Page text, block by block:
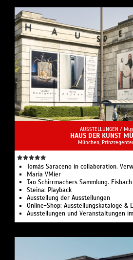
AUSSTELLUNGEN /
HAUS DER KUNST
München,
Tomás Saraceno in collaboration.
Maria VMier
Tao Schirrmachers Sammlung.
Steina: Playback
Ausstellung der Ausstellungen
Online-Shop: Ausstellungskataloge &
Ausstellungen und Veranstaltungen